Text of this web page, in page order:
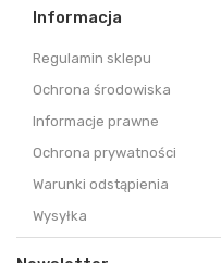
Informacja
Regulamin sklepu
Ochrona środowiska
Informacje prawne
Ochrona prywatności
Warunki odstąpienia
Wysyłka